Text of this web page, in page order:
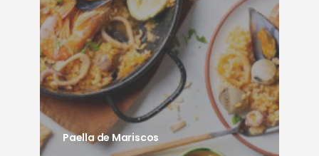
Paella de Mariscos